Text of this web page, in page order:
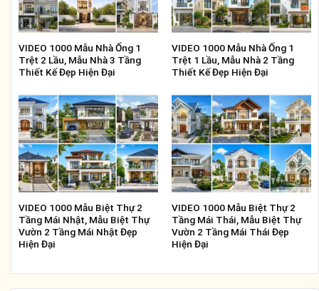
VIDEO 1000 Mẫu Nhà Ống 1
Trệt 2 Lầu, Mẫu Nhà 3 Tầng
Thiết Kế Đẹp Hiện Đại
VIDEO 1000 Mẫu Nhà Ống 1
Trệt 1 Lầu, Mẫu Nhà 2 Tầng
Thiết Kế Đẹp Hiện Đại
VIDEO 1000 Mẫu Biệt Thự 2
Tầng Mái Nhật, Mẫu Biệt Thự
Vườn 2 Tầng Mái Nhật Đẹp
Hiện Đại
VIDEO 1000 Mẫu Biệt Thự 2
Tầng Mái Thái, Mẫu Biệt Thự
Vườn 2 Tầng Mái Thái Đẹp
Hiện Đại